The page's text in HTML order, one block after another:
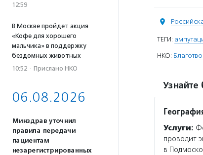
12:59
В Москве пройдет акция
«Кофе для хорошего
мальчика» в поддержку
бездомных животных
10:52 · Прислано НКО
06.08.2026
Минздрав уточнил
правила передачи
пациентам
незарегистрированных
ТЕГИ:
НКО:
Узнайте
Услуги:
проводит
в